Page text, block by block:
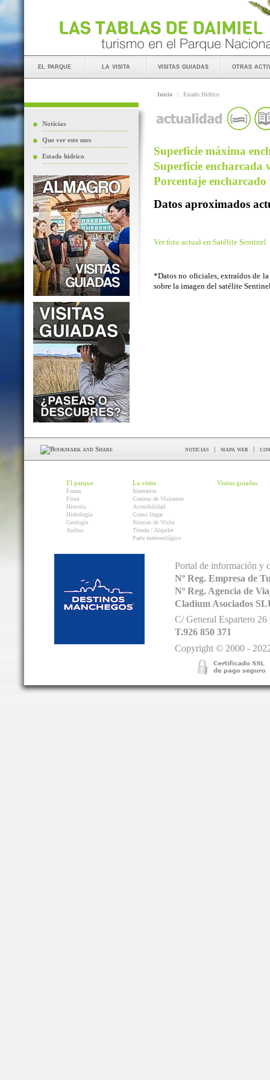
el parque la visita visitas guiadas otras
Noticias
Que ver este mes
Estado hídrico
Inicio :: Estado Hídrico
Superficie máxima
Superficie encharcada
Porcentaje encharcado
Datos aproximados
Ver foto actual en Satélite Sentinel
*Datos no oficiales, extraídos de
sobre la imagen del satélite
noticias | mapa web |
El parque
Fauna
Flora
Historia
Hidrología
Geología
Audios
La visita
Itinerarios
Centros de Visitantes
Accesibilidad
Como llegar
Normas de Visita
Tienda / Alquiler
Parte meteorológico
Visitas guiadas
Portal de información y
Nº Reg. Empresa de
Nº Reg. Agencia de
Cladium Asociados
C/ General Espartero
T.926 850 371
Copyright © 2000 -